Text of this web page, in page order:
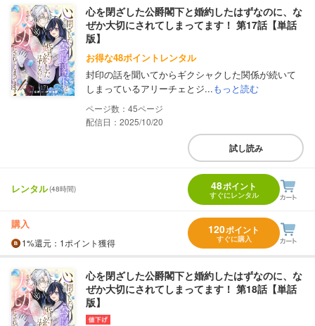
心を閉ざした公爵閣下と婚約したはずなのに、な
ぜか大切にされてしまってます！ 第17話【単話
版】
お得な48ポイントレンタル
封印の話を聞いてからギクシャクした関係が続いて
しまっているアリーチェとジ...もっと読む
45
配信日：2025/10/20
試し読み
レンタル(48時間) 48ポイント
すぐにレンタル
購入
1%還元 ：1ポイント獲得
120ポイント
すぐに購入
心を閉ざした公爵閣下と婚約したはずなのに、な
ぜか大切にされてしまってます！ 第18話【単話
版】